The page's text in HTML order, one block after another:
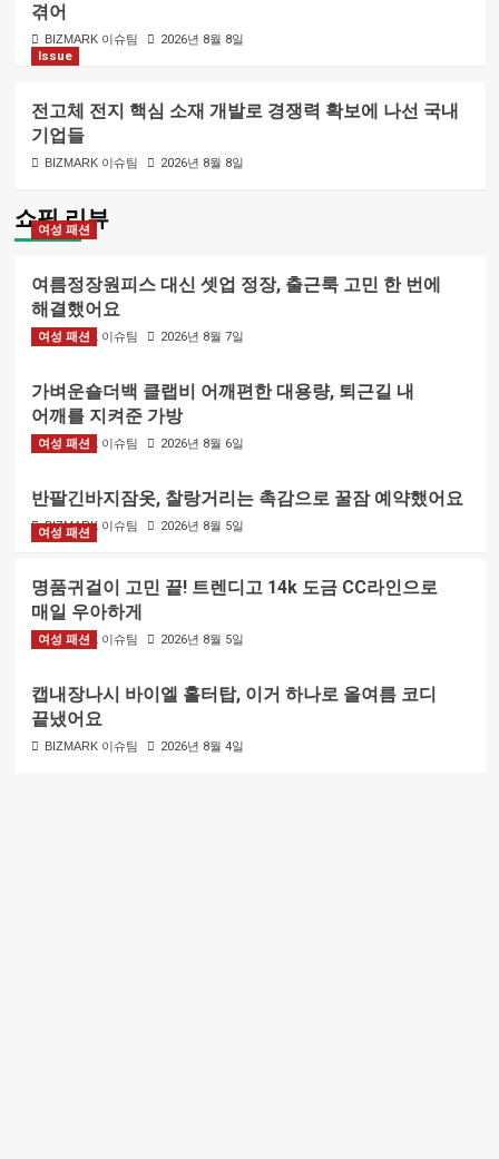
겪어
BIZMARK 이슈팀
2026년 8월 8일
Issue
전고체 전지 핵심 소재 개발로 경쟁력 확보에 나선 국내
기업들
BIZMARK 이슈팀 2026년 8월 8일
쇼핑 리뷰
여성 패션
여름정장원피스 대신 셋업 정장, 출근룩 고민 한 번에
해결했어요
BIZMARK 이슈팀 2026년 8월 7일
여성 패션
가벼운숄더백 클랩비 어깨편한 대용량, 퇴근길 내
어깨를 지켜준 가방
BIZMARK 이슈팀 2026년 8월 6일
여성 패션
반팔긴바지잠옷, 찰랑거리는 촉감으로 꿀잠 예약했어요
BIZMARK 이슈팀 2026년 8월 5일
여성 패션
명품귀걸이 고민 끝! 트렌디고 14k 도금 CC라인으로
매일 우아하게
BIZMARK 이슈팀 2026년 8월 5일
여성 패션
캡내장나시 바이엘 홀터탑, 이거 하나로 올여름 코디
끝냈어요
BIZMARK 이슈팀 2026년 8월 4일